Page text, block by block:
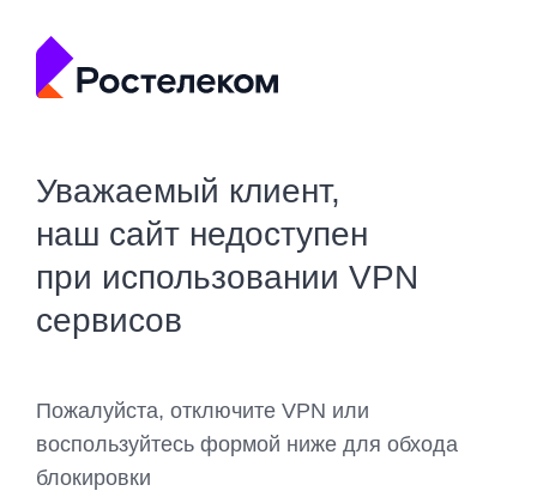
Уважаемый клиент,
наш сайт недоступен
при использовании VPN
сервисов
Пожалуйста, отключите VPN или
воспользуйтесь формой ниже для обхода
блокировки